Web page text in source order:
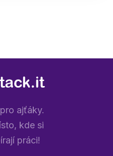
ajťáky.
kde si
práci!